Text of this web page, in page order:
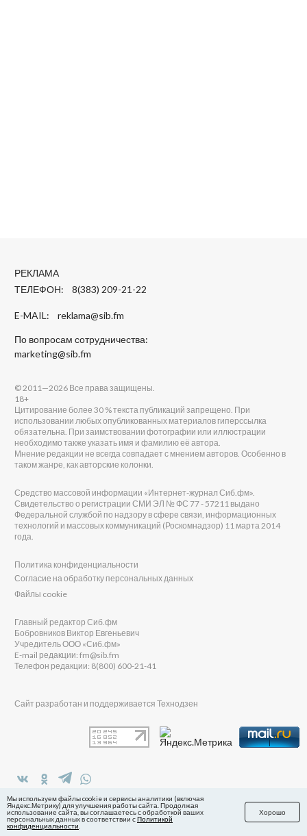
РЕКЛАМА
ТЕЛЕФОН: 8(383) 209-21-22
E-MAIL: reklama@sib.fm
По вопросам сотрудничества:
marketing@sib.fm
в Яндекс.Дзен
© 2011—2026 Все права защищены.
18+
Цитирование более 30 % текста публикаций запрещено. При
использовании любых опубликованных материалов гиперссылка
обязательна. При заимствовании фотографии или иллюстрации
необходимо также указать имя и фамилию её автора.
Мнение редакции не всегда совпадает с мнением авторов. Особенно в
таком жанре, как авторские колонки.
Средство массовой информации «Интернет-журнал Сиб.фм».
Свидетельство о регистрации СМИ ЭЛ № ФС 77 - 57211 выдано
Федеральной службой по надзору в сфере связи, информационных
технологий и массовых коммуникаций (Роскомнадзор) 11 марта 2014
года.
Политика конфиденциальности
Согласие на обработку персональных данных
Файлы cookie
Главный редактор Сиб.фм
Бобровников Виктор Евгеньевич
Учредитель ООО «Сиб.фм»
E-mail редакции: fm@sib.fm
Телефон редакции: 8(800) 600-21-41
Сайт разработан и поддерживается Технодзен
Мы используем файлы cookie и сервисы аналитики (включая
Яндекс.Метрику) для улучшения работы сайта. Продолжая
использование сайта, вы соглашаетесь с обработкой ваших
персональных данных в соответствии сПолитикой
конфиденциальности
Хорошо